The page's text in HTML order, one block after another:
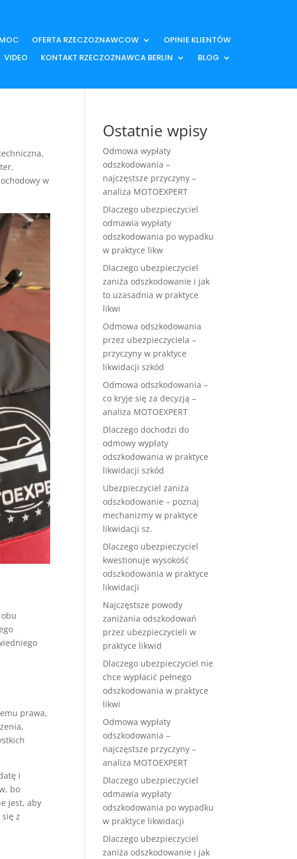
OFERTA RZECZOZNAWCOW
OPINIE KLIENTÓW
VIDEO KONTAKT RZECZOZNAWCA BERLIN BLOG
,
,
w
prawa,
i
bo
jest, aby
z
Ostatnie wpisy
Odmowa wypłaty
odszkodowania –
najczęstsze przyczyny –
analiza MOTOEXPERT
Dlaczego ubezpieczyciel
odmawia wypłaty
odszkodowania po wypadku
w praktyce likw
Dlaczego ubezpieczyciel
zaniża odszkodowanie i jak
to uzasadnia w praktyce
likwi
Odmowa odszkodowania
przez ubezpieczyciela –
przyczyny w praktyce
likwidacji szkód
Odmowa odszkodowania –
co kryje się za decyzją –
analiza MOTOEXPERT
Dlaczego dochodzi do
odmowy wypłaty
odszkodowania w praktyce
likwidacji szkód
Ubezpieczyciel zaniża
odszkodowanie – poznaj
mechanizmy w praktyce
likwidacji sz.
Dlaczego ubezpieczyciel
kwestionuje wysokość
odszkodowania w praktyce
likwidacji
Najczęstsze powody
zaniżania odszkodowań
przez ubezpieczycieli w
praktyce likwid
Dlaczego ubezpieczyciel nie
chce wypłacić pełnego
odszkodowania w praktyce
likwi
Odmowa wypłaty
odszkodowania –
najczęstsze przyczyny –
analiza MOTOEXPERT
Dlaczego ubezpieczyciel
odmawia wypłaty
odszkodowania po wypadku
w praktyce likwidacji
Dlaczego ubezpieczyciel
zaniża odszkodowanie i jak